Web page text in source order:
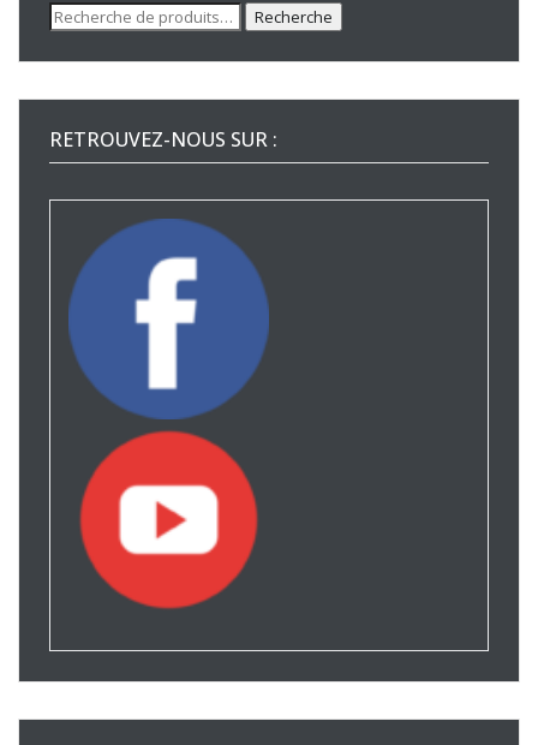
Recherche
pour :
Recherche
RETROUVEZ-NOUS SUR :